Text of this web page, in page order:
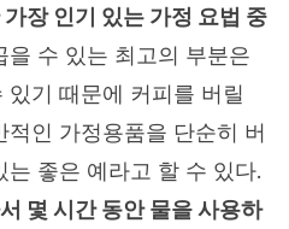
장 인기 있는 가정 요법 중
을 수 있는 최고의 부분은
기 때문에 커피를 버릴
인 가정용품을 단순히 버
좋은 예라고 할 수 있다.
몇 시간 동안 물을 사용하